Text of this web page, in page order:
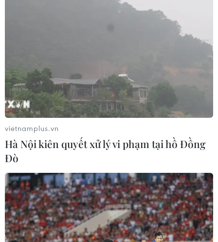
vietnamplus.vn
Hà Nội kiên quyết xử lý vi phạm tại hồ Đồng
Đò